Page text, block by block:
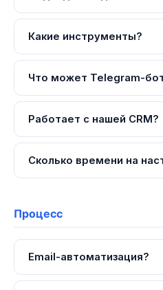
Да! Даже простой Telegram-
неделю.
Какие инструменты?
Zapier, Make, Node.js/Python
Telegram API, WhatsApp API.
Что может Telegram-
Принимать заказы, отвечать
приём, отправлять ссылки на
Работает с нашей CRM?
Да! Bitrix24, AmoCRM,
Сколько времени на
Процесс
Email-автоматизация?
По триггерам: форма